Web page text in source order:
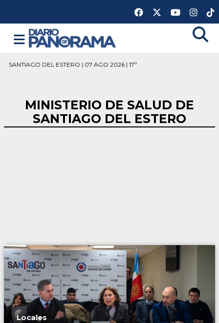
SANTIAGO DEL ESTERO | 07 AGO 2026 | 17º
MINISTERIO DE SALUD DE
SANTIAGO DEL ESTERO
Locales